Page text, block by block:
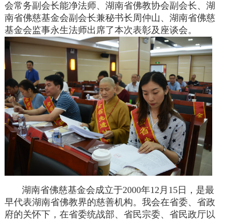
会常务副会长能净法师、湖南省佛教协会副会长、湖
南省佛慈基金会副会长兼秘书长周仲山、湖南省佛慈
基金会监事永生法师出席了本次表彰及座谈会。
湖南省佛慈基金会成立于2000年12月15日，是最
早代表湖南省佛教界的慈善机构。我会在省委、省政
府的关怀下，在省委统战部、省民宗委、省民政厅以